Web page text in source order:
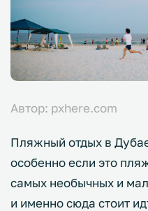
Автор: pxhere.com
Пляжный отдых в
особенно если это
самых необычных и
и именно сюда стоит